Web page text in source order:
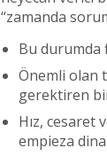
“zamanda
Bu durumda
Önemli olan
gerektiren
Hız, cesaret
empieza